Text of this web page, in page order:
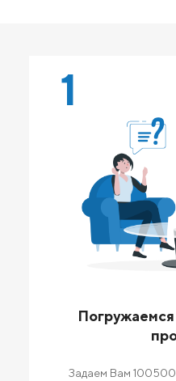
1
Задаем Вам